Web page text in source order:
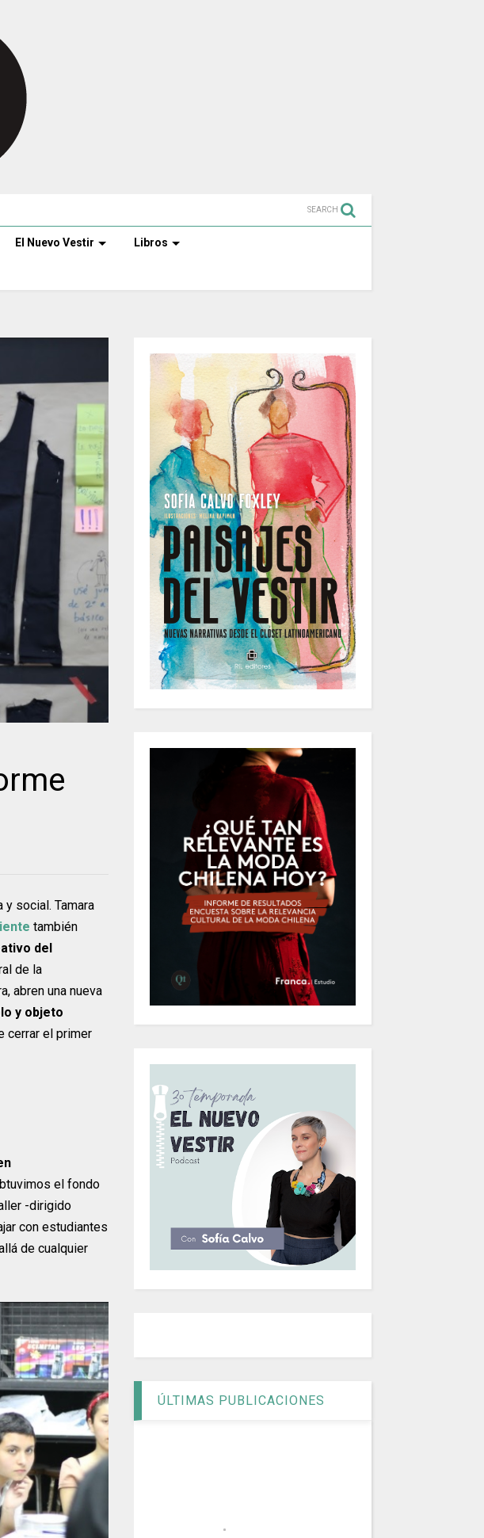
SEARCH
El Nuevo Vestir Libros
social. Tamara
también
del
de la
abren una nueva
y objeto
cerrar el primer
el fondo
-dirigido
con estudiantes
de cualquier
ÚLTIMAS PUBLICACIONES